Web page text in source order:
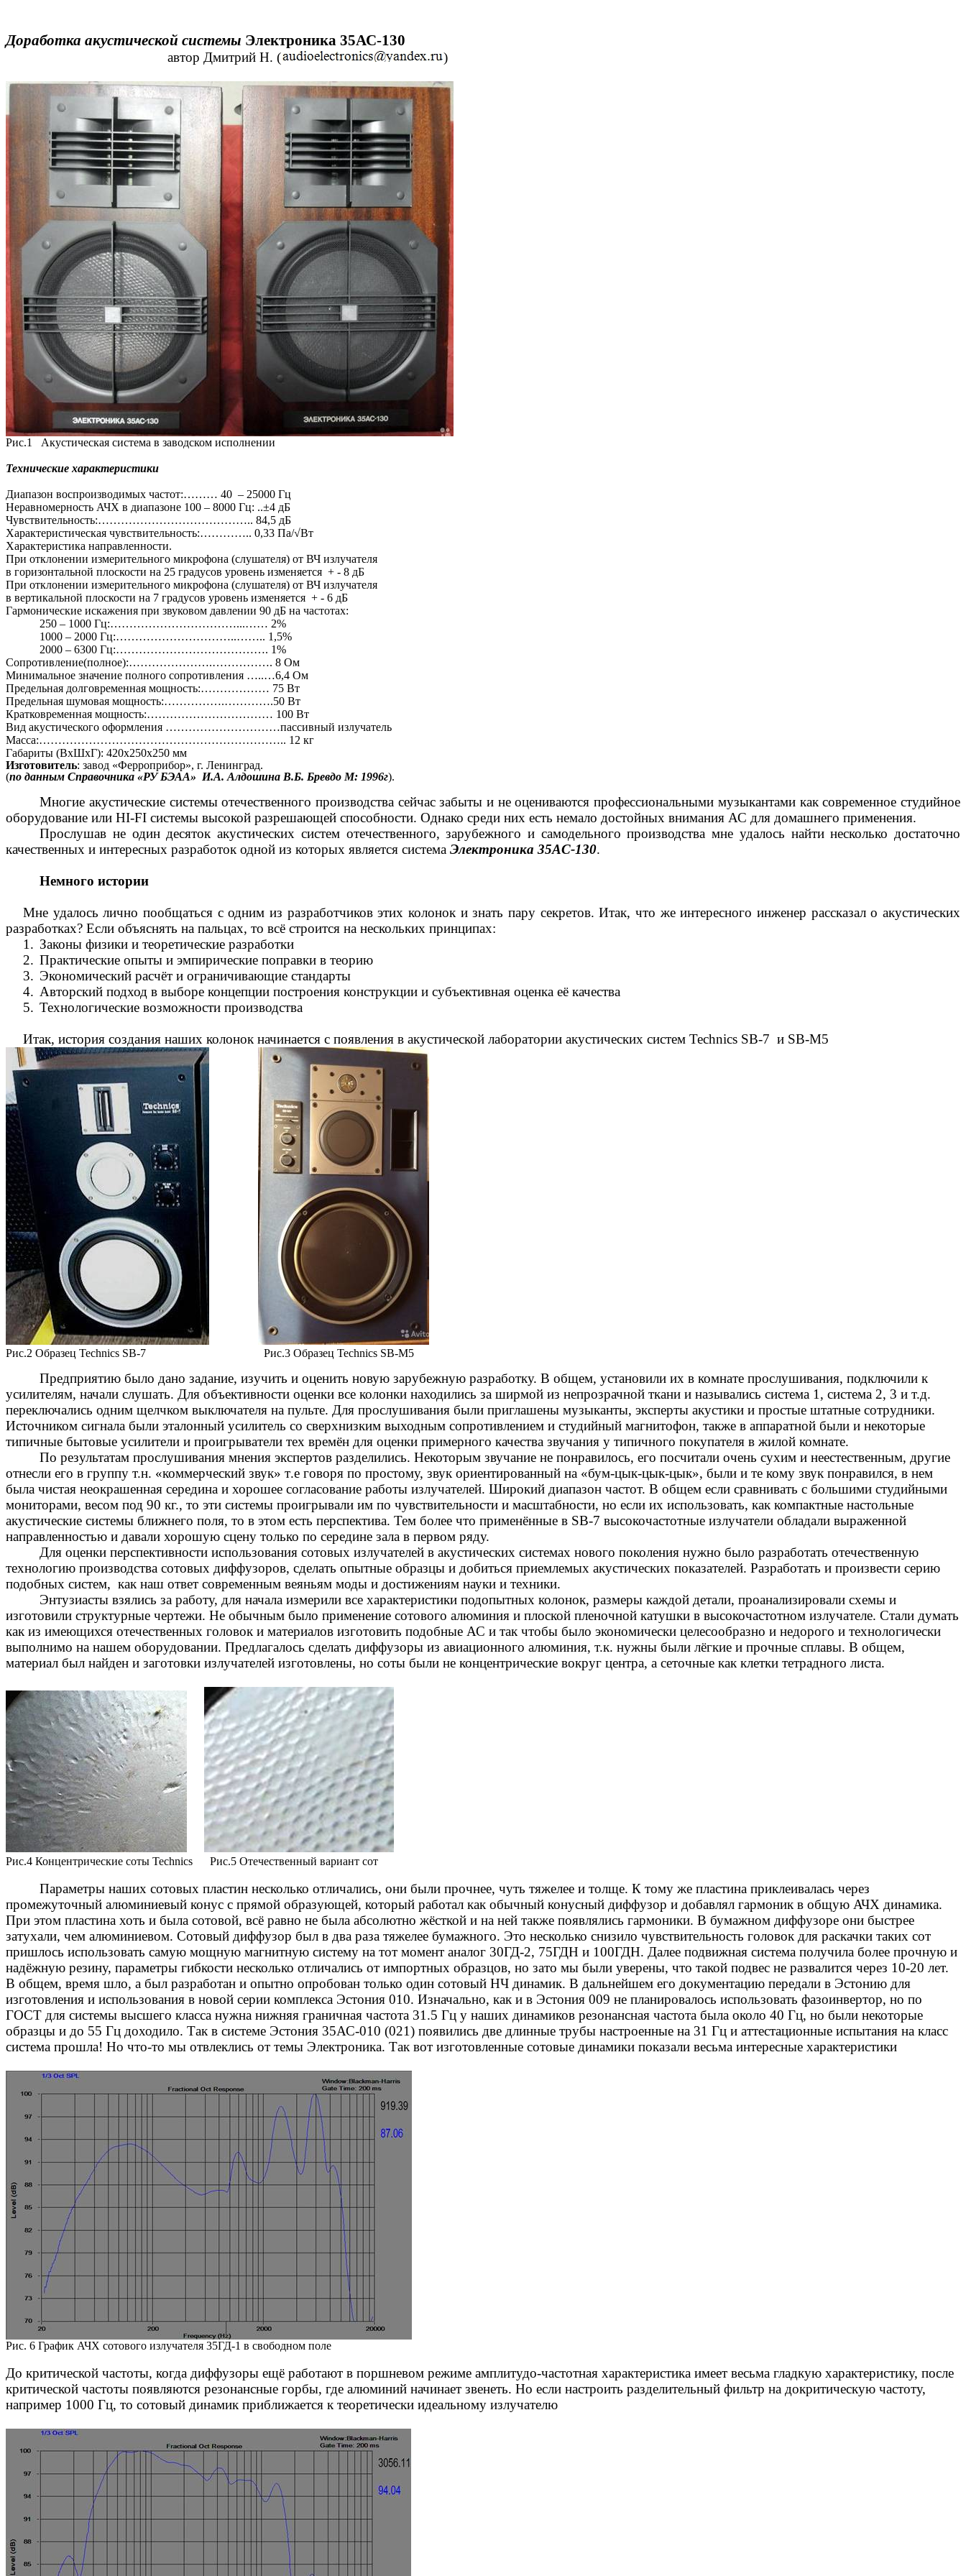
Доработка акустической системы Электроника 35АС-130
автор Дмитрий Н. ( )
Рис.1 Акустическая система в заводском исполнении
Технические характеристики
Диапазон воспроизводимых частот:……… 40 – 25000 Гц
Неравномерность АЧХ в диапазоне 100 – 8000 Гц: ..±4 дБ
Чувствительность:………………………………….. 84,5 дБ
Характеристическая чувствительность:………….. 0,33 Па/√Вт
Характеристика направленности.
При отклонении измерительного микрофона (слушателя) от ВЧ излучателя
в горизонтальной плоскости на 25 градусов уровень изменяется + - 8 дБ
При отклонении измерительного микрофона (слушателя) от ВЧ излучателя
в вертикальной плоскости на 7 градусов уровень изменяется + - 6 дБ
Гармонические искажения при звуковом давлении 90 дБ на частотах:
250 – 1000 Гц:……………………………...…… 2%
1000 – 2000 Гц:…………………………..…….. 1,5%
2000 – 6300 Гц:…………………………………. 1%
Сопротивление(полное):………………….……………. 8 Ом
Минимальное значение полного сопротивления …..…6,4 Ом
Предельная долговременная мощность:……………… 75 Вт
Предельная шумовая мощность:…………….………….50 Вт
Кратковременная мощность:…………………………… 100 Вт
Вид акустического оформления …………………………пассивный излучатель
Масса:……………………………………………………….. 12 кг
Габариты (ВхШхГ): 420х250х250 мм
Изготовитель: завод «Ферроприбор», г. Ленинград.
(по данным Справочника «РУ БЭАА» И.А. Алдошина В.Б. Бревдо М: 1996г).
Многие акустические системы отечественного производства сейчас забыты и не оцениваются профессиональными музыкантами как современное студийное
оборудование или HI-FI системы высокой разрешающей способности. Однако среди них есть немало достойных внимания АС для домашнего применения.
Прослушав не один десяток акустических систем отечественного, зарубежного и самодельного производства мне удалось найти несколько достаточно
качественных и интересных разработок одной из которых является система Электроника 35АС-130.
Немного истории
Мне удалось лично пообщаться с одним из разработчиков этих колонок и знать пару секретов. Итак, что же интересного инженер рассказало акустических
разработках? Если объяснять на пальцах, то всё строится на нескольких принципах:
1. Законы физики и теоретические разработки
2. Практические опыты и эмпирические поправки в теорию
3. Экономический расчёт и ограничивающие стандарты
4. Авторский подход в выборе концепции построения конструкции и субъективная оценка её качества
5. Технологические возможности производства
Итак, история создания наших колонок начинается с появления в акустической лаборатории акустических систем Technics SB-7 и SB-M5
Рис.2 Образец Technics SB-7 Рис.3 Образец Technics SB-M5
Предприятию было дано задание, изучить и оценить новую зарубежную разработку. В общем, установили их в комнате прослушивания, подключили к
усилителям, начали слушать. Для объективности оценки все колонки находились за ширмой из непрозрачной ткани и назывались система 1, система 2, 3 и т.д.
переключались одним щелчком выключателя на пульте. Для прослушивания были приглашены музыканты, эксперты акустики и простые штатные сотрудники.
Источником сигнала были эталонный усилитель со сверхнизким выходным сопротивлением и студийный магнитофон, также в аппаратной были и некоторые
типичные бытовые усилители и проигрыватели тех времён для оценки примерного качества звучания у типичного покупателя в жилой комнате.
По результатам прослушивания мнения экспертов разделились. Некоторым звучание не понравилось, его посчитали очень сухим и неестественным, другие
отнесли его в группу т.н. «коммерческий звук» т.е говоря по простому, звук ориентированный на «бум-цык-цык-цык», были и те кому звук понравился, в нем
была чистая неокрашенная середина и хорошее согласование работы излучателей. Широкий диапазон частот. В общем если сравнивать с большими студийными
мониторами, весом под 90 кг., то эти системы проигрывали им по чувствительности и масштабности, но если их использовать, как компактные настольные
акустические системы ближнего поля, то в этом есть перспектива. Тем более что применённые в SB-7 высокочастотные излучатели обладали выраженной
направленностью и давали хорошую сцену только по середине зала в первом ряду.
Для оценки перспективности использования сотовых излучателей в акустических системах нового поколения нужно было разработать отечественную
технологию производства сотовых диффузоров, сделать опытные образцы и добиться приемлемых акустических показателей. Разработать и произвести серию
подобных систем, как наш ответ современным веяньям моды и достижениям науки и техники.
Энтузиасты взялись за работу, для начала измерили все характеристики подопытных колонок, размеры каждой детали, проанализировали схемы и
изготовили структурные чертежи. Не обычным было применение сотового алюминия и плоской пленочной катушки в высокочастотном излучателе. Стали думать
как из имеющихся отечественных головок и материалов изготовить подобные АС и так чтобы было экономически целесообразно и недорого и технологически
выполнимо на нашем оборудовании. Предлагалось сделать диффузоры из авиационного алюминия, т.к. нужны были лёгкие и прочные сплавы. В общем,
материал был найден и заготовки излучателей изготовлены, но соты были не концентрические вокруг центра, а сеточные как клетки тетрадного листа.
Рис.4 Концентрические соты Technics Рис.5 Отечественный вариант сот
Параметры наших сотовых пластин несколько отличались, они были прочнее, чуть тяжелее и толще. К тому же пластина приклеивалась через
промежуточный алюминиевый конус с прямой образующей, который работал как обычный конусный диффузор и добавлял гармоник в общую АЧХ динамика.
При этом пластина хоть и была сотовой, всё равно не была абсолютно жёсткой и на ней также появлялись гармоники. В бумажном диффузоре они быстрее
затухали, чем алюминиевом. Сотовый диффузор был в два раза тяжелее бумажного. Это несколько снизило чувствительность головок для раскачки таких сот
пришлось использовать самую мощную магнитную систему на тот момент аналог 30ГД-2, 75ГДН и 100ГДН. Далее подвижная система получила более прочную и
надёжную резину, параметры гибкости несколько отличались от импортных образцов, но зато мы были уверены, что такой подвес не развалится через 10-20 лет.
В общем, время шло, а был разработан и опытно опробован только один сотовый НЧ динамик. В дальнейшем его документацию передали в Эстонию для
изготовления и использования в новой серии комплекса Эстония 010. Изначально, как и в Эстония 009 не планировалось использовать фазоинвертор, но по
ГОСТ для системы высшего класса нужна нижняя граничная частота 31.5 Гц у наших динамиков резонансная частота была около 40 Гц, но были некоторые
образцы и до 55 Гц доходило. Так в системе Эстония 35АС-010 (021) появились две длинные трубы настроенные на 31 Гц и аттестационные испытания на класс
система прошла! Но что-то мы отвлеклись от темы Электроника. Так вот изготовленные сотовые динамики показали весьма интересные характеристики
Рис. 6 График АЧХ сотового излучателя 35ГД-1 в свободном поле
До критической частоты, когда диффузоры ещё работают в поршневом режиме амплитудо-частотная характеристика имеет весьма гладкую характеристику, после
критической частоты появляются резонансные горбы, где алюминий начинает звенеть. Но если настроить разделительный фильтр на докритическую частоту,
например 1000 Гц, то сотовый динамик приближается к теоретически идеальному излучателю